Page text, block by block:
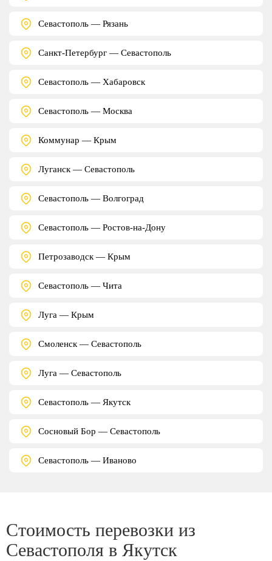
Севастополь — Рязань
Санкт-Петербург — Севастополь
Севастополь — Хабаровск
Севастополь — Москва
Коммунар — Крым
Луганск — Севастополь
Севастополь — Волгоград
Севастополь — Ростов-на-Дону
Петрозаводск — Крым
Севастополь — Чита
Луга — Крым
Смоленск — Севастополь
Луга — Севастополь
Севастополь — Якутск
Сосновый Бор — Севастополь
Севастополь — Иваново
Стоимость перевозки из
Севастополя в Якутск